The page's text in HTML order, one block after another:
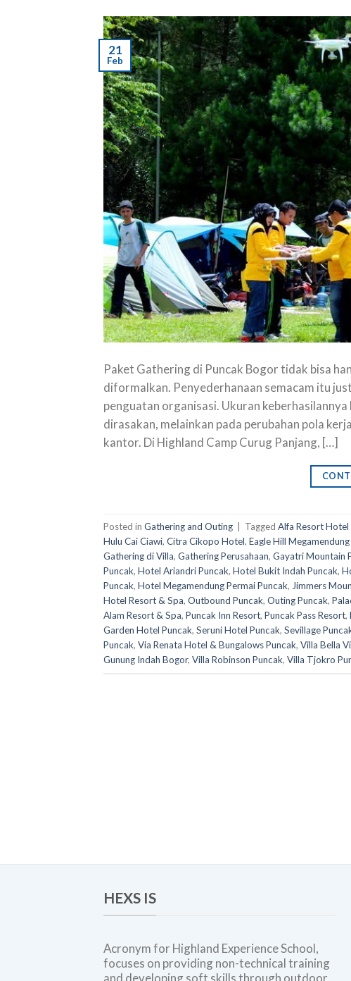
21
Feb
Paket Gathering di Puncak Bogor tidak bisa
diformalkan. Penyederhanaan semacam itu
penguatan organisasi. Ukuran
dirasakan, melainkan pada perubahan pola
kantor. Di Highland Camp Curug Panjang, […]
Posted in Gathering and Outing Tagged Alfa Resort
Hulu Cai Ciawi, Citra Cikopo Hotel, Eagle Hill
Gathering di Villa, Gathering Perusahaan, Gayatri Mountain
Puncak, Hotel Ariandri Puncak, Hotel Bukit Indah Puncak,
Puncak, Hotel Megamendung Permai Puncak, Jimmers
Hotel Resort & Spa, Outbound Puncak, Outing Puncak,
Alam Resort & Spa, Puncak Inn Resort, Puncak Pass Resort,
Garden Hotel Puncak, Seruni Hotel Puncak, Sevillage
Puncak, Via Renata Hotel & Bungalows Puncak, Villa Bella
Gunung Indah Bogor, Villa Robinson Puncak, Villa Tjokro
HEXS IS
Acronym for Highland Experience School,
focuses on providing non-technical training